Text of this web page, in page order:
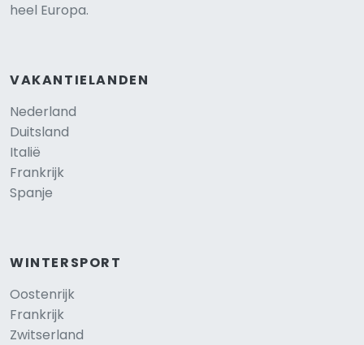
heel Europa.
VAKANTIELANDEN
Nederland
Duitsland
Italië
Frankrijk
Spanje
WINTERSPORT
Oostenrijk
Frankrijk
Zwitserland